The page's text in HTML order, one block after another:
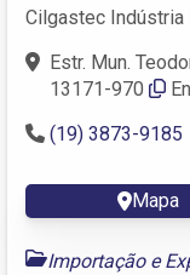
Cilgastec Indústria
Estr. Mun.
13171-970
(19) 3873-9185
Mapa
Importação e